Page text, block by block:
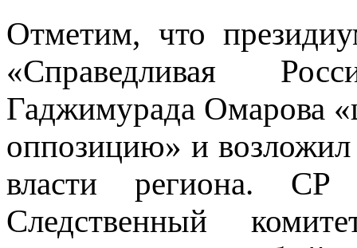
Отметим, что
«Справедливая
Гаджимурада Омарова
оппозицию» и возложил
власти региона. СР
Следственный